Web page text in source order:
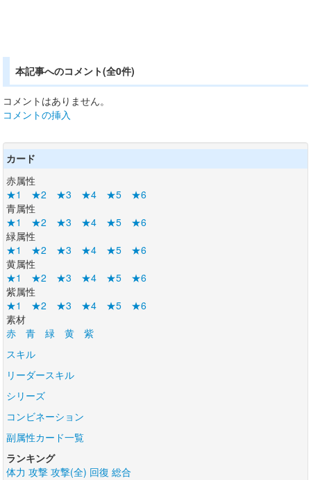
本記事へのコメント(全0件)
コメントはありません。
コメントの挿入
カード
赤属性
★1
★2 ★3 ★4 ★5
★6
青属性
★1
★2 ★3 ★4 ★5
★6
緑属性
★1
★2 ★3 ★4 ★5
★6
黄属性
★1
★2 ★3 ★4 ★5
★6
紫属性
★1
★2 ★3 ★4 ★5
★6
素材
赤
青 緑 黄
紫
スキル
リーダースキル
シリーズ
コンビネーション
副属性カード一覧
ランキング
体力 攻撃 攻撃(全) 回復 総合